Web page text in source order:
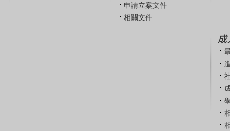
申請立案文件
相關文件